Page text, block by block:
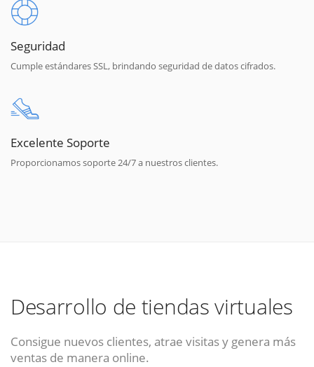
Seguridad
Cumple estándares SSL, brindando seguridad de datos cifrados.
Excelente Soporte
Proporcionamos soporte 24/7 a nuestros clientes.
Desarrollo de tiendas virtuales
Consigue nuevos clientes, atrae visitas y genera más
ventas de manera online.